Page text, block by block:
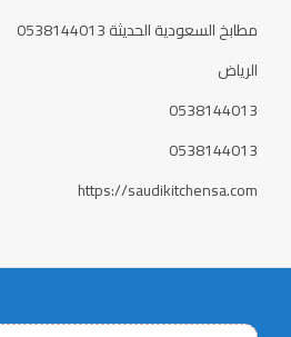
مطابخ السعودية الحديثة 0538144013
الرياض
0538144013
0538144013
https://saudikitchensa.com